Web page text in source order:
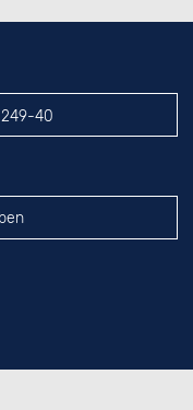
40